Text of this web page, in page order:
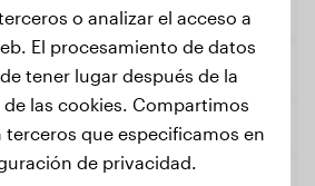
o analizar el acceso a
El procesamiento de datos
tener lugar después de la
las cookies. Compartimos
que especificamos en
de privacidad.